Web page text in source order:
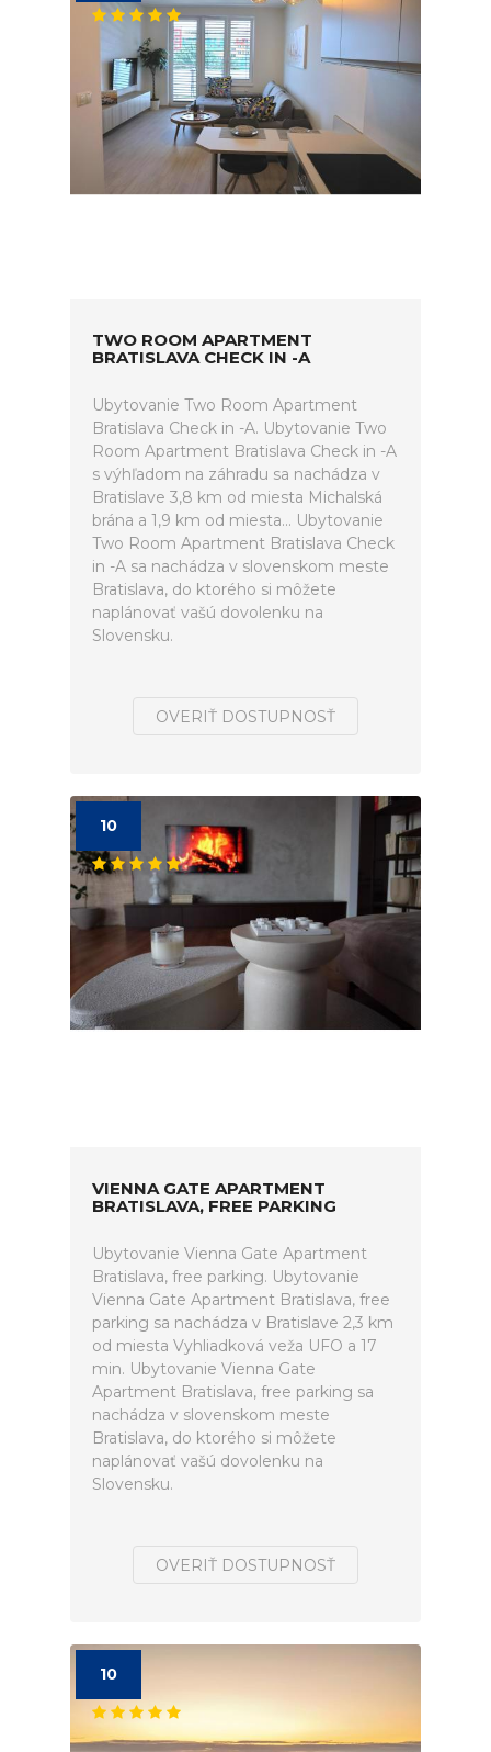
TWO ROOM APARTMENT
BRATISLAVA CHECK IN -A
Ubytovanie Two Room Apartment
Bratislava Check in -A. Ubytovanie Two
Room Apartment Bratislava Check in -A
s výhľadom na záhradu sa nachádza v
Bratislave 3,8 km od miesta Michalská
brána a 1,9 km od miesta... Ubytovanie
Two Room Apartment Bratislava Check
in -A sa nachádza v slovenskom meste
Bratislava, do ktorého si môžete
naplánovať vašú dovolenku na
Slovensku.
OVERIŤ DOSTUPNOSŤ
10
VIENNA GATE APARTMENT
BRATISLAVA, FREE PARKING
Ubytovanie Vienna Gate Apartment
Bratislava, free parking. Ubytovanie
Vienna Gate Apartment Bratislava, free
parking sa nachádza v Bratislave 2,3 km
od miesta Vyhliadková veža UFO a 17
min. Ubytovanie Vienna Gate
Apartment Bratislava, free parking sa
nachádza v slovenskom meste
Bratislava, do ktorého si môžete
naplánovať vašú dovolenku na
Slovensku.
OVERIŤ DOSTUPNOSŤ
10